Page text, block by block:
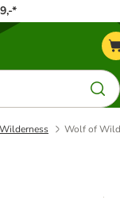
*
Wolf of